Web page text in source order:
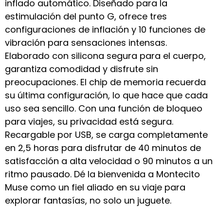
inflado automático. Diseñado para la
estimulación del punto G, ofrece tres
configuraciones de inflación y 10 funciones de
vibración para sensaciones intensas.
Elaborado con silicona segura para el cuerpo,
garantiza comodidad y disfrute sin
preocupaciones. El chip de memoria recuerda
su última configuración, lo que hace que cada
uso sea sencillo. Con una función de bloqueo
para viajes, su privacidad está segura.
Recargable por USB, se carga completamente
en 2,5 horas para disfrutar de 40 minutos de
satisfacción a alta velocidad o 90 minutos a un
ritmo pausado. Dé la bienvenida a Montecito
Muse como un fiel aliado en su viaje para
explorar fantasías, no solo un juguete.